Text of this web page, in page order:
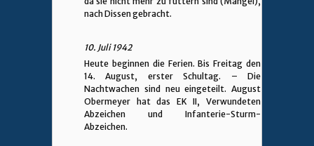
nach Dissen gebracht.
10. Juli 1942
Heute beginnen die Ferien. Bis Freitag den
14. August, erster Schultag. – Die
Nachtwachen sind neu eingeteilt. August
Obermeyer hat das EK II, Verwundeten
Abzeichen und Infanterie-Sturm-
Abzeichen.